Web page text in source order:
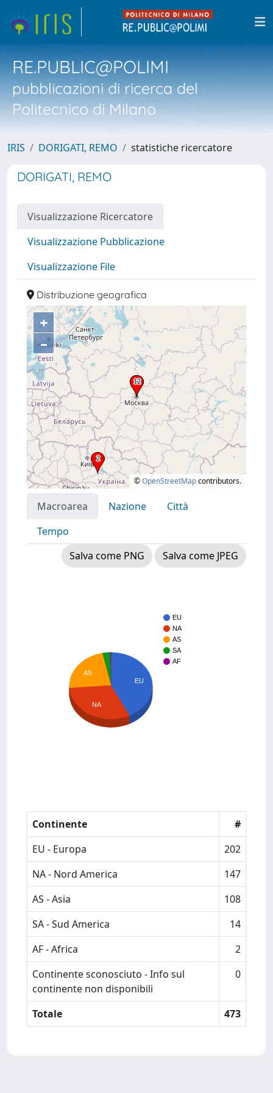
RE.PUBLIC@POLIMI
pubblicazioni di ricerca del
Politecnico di Milano
IRIS DORIGATI, REMO statistiche ricercatore
DORIGATI, REMO
Visualizzazione Ricercatore
Visualizzazione Pubblicazione
Visualizzazione File
Distribuzione geografica
+
–
©OpenStreetMapcontributors.
Macroarea Nazione
Città
Tempo
Salva come PNG
Salva come JPEG
EU
NA
AS
SA
AF
EU
AS
NA
Continente
#
EU - Europa
202
NA - Nord America
147
AS - Asia
108
SA - Sud America
14
AF - Africa
2
Continente sconosciuto - Info sul
continente non disponibili
0
Totale 473